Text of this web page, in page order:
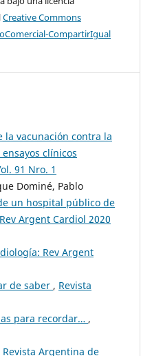
Creative Commons
CompartirIgual
la vacunación contra la
clínicos
91 Nro. 1
Dominé, Pablo
un hospital público de
Argent Cardiol 2020
Rev Argent
de saber , Revista
para recordar… ,
Revista Argentina de